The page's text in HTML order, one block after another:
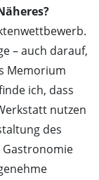
– auch darauf,
Memorium
ich, dass
nutzen
des
Gastronomie